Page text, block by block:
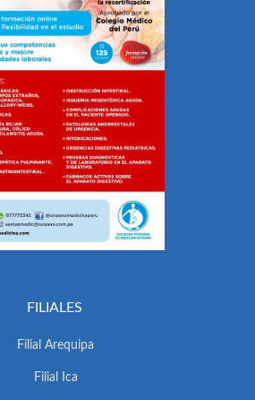
FILIALES
Filial Arequipa
Filial Ica